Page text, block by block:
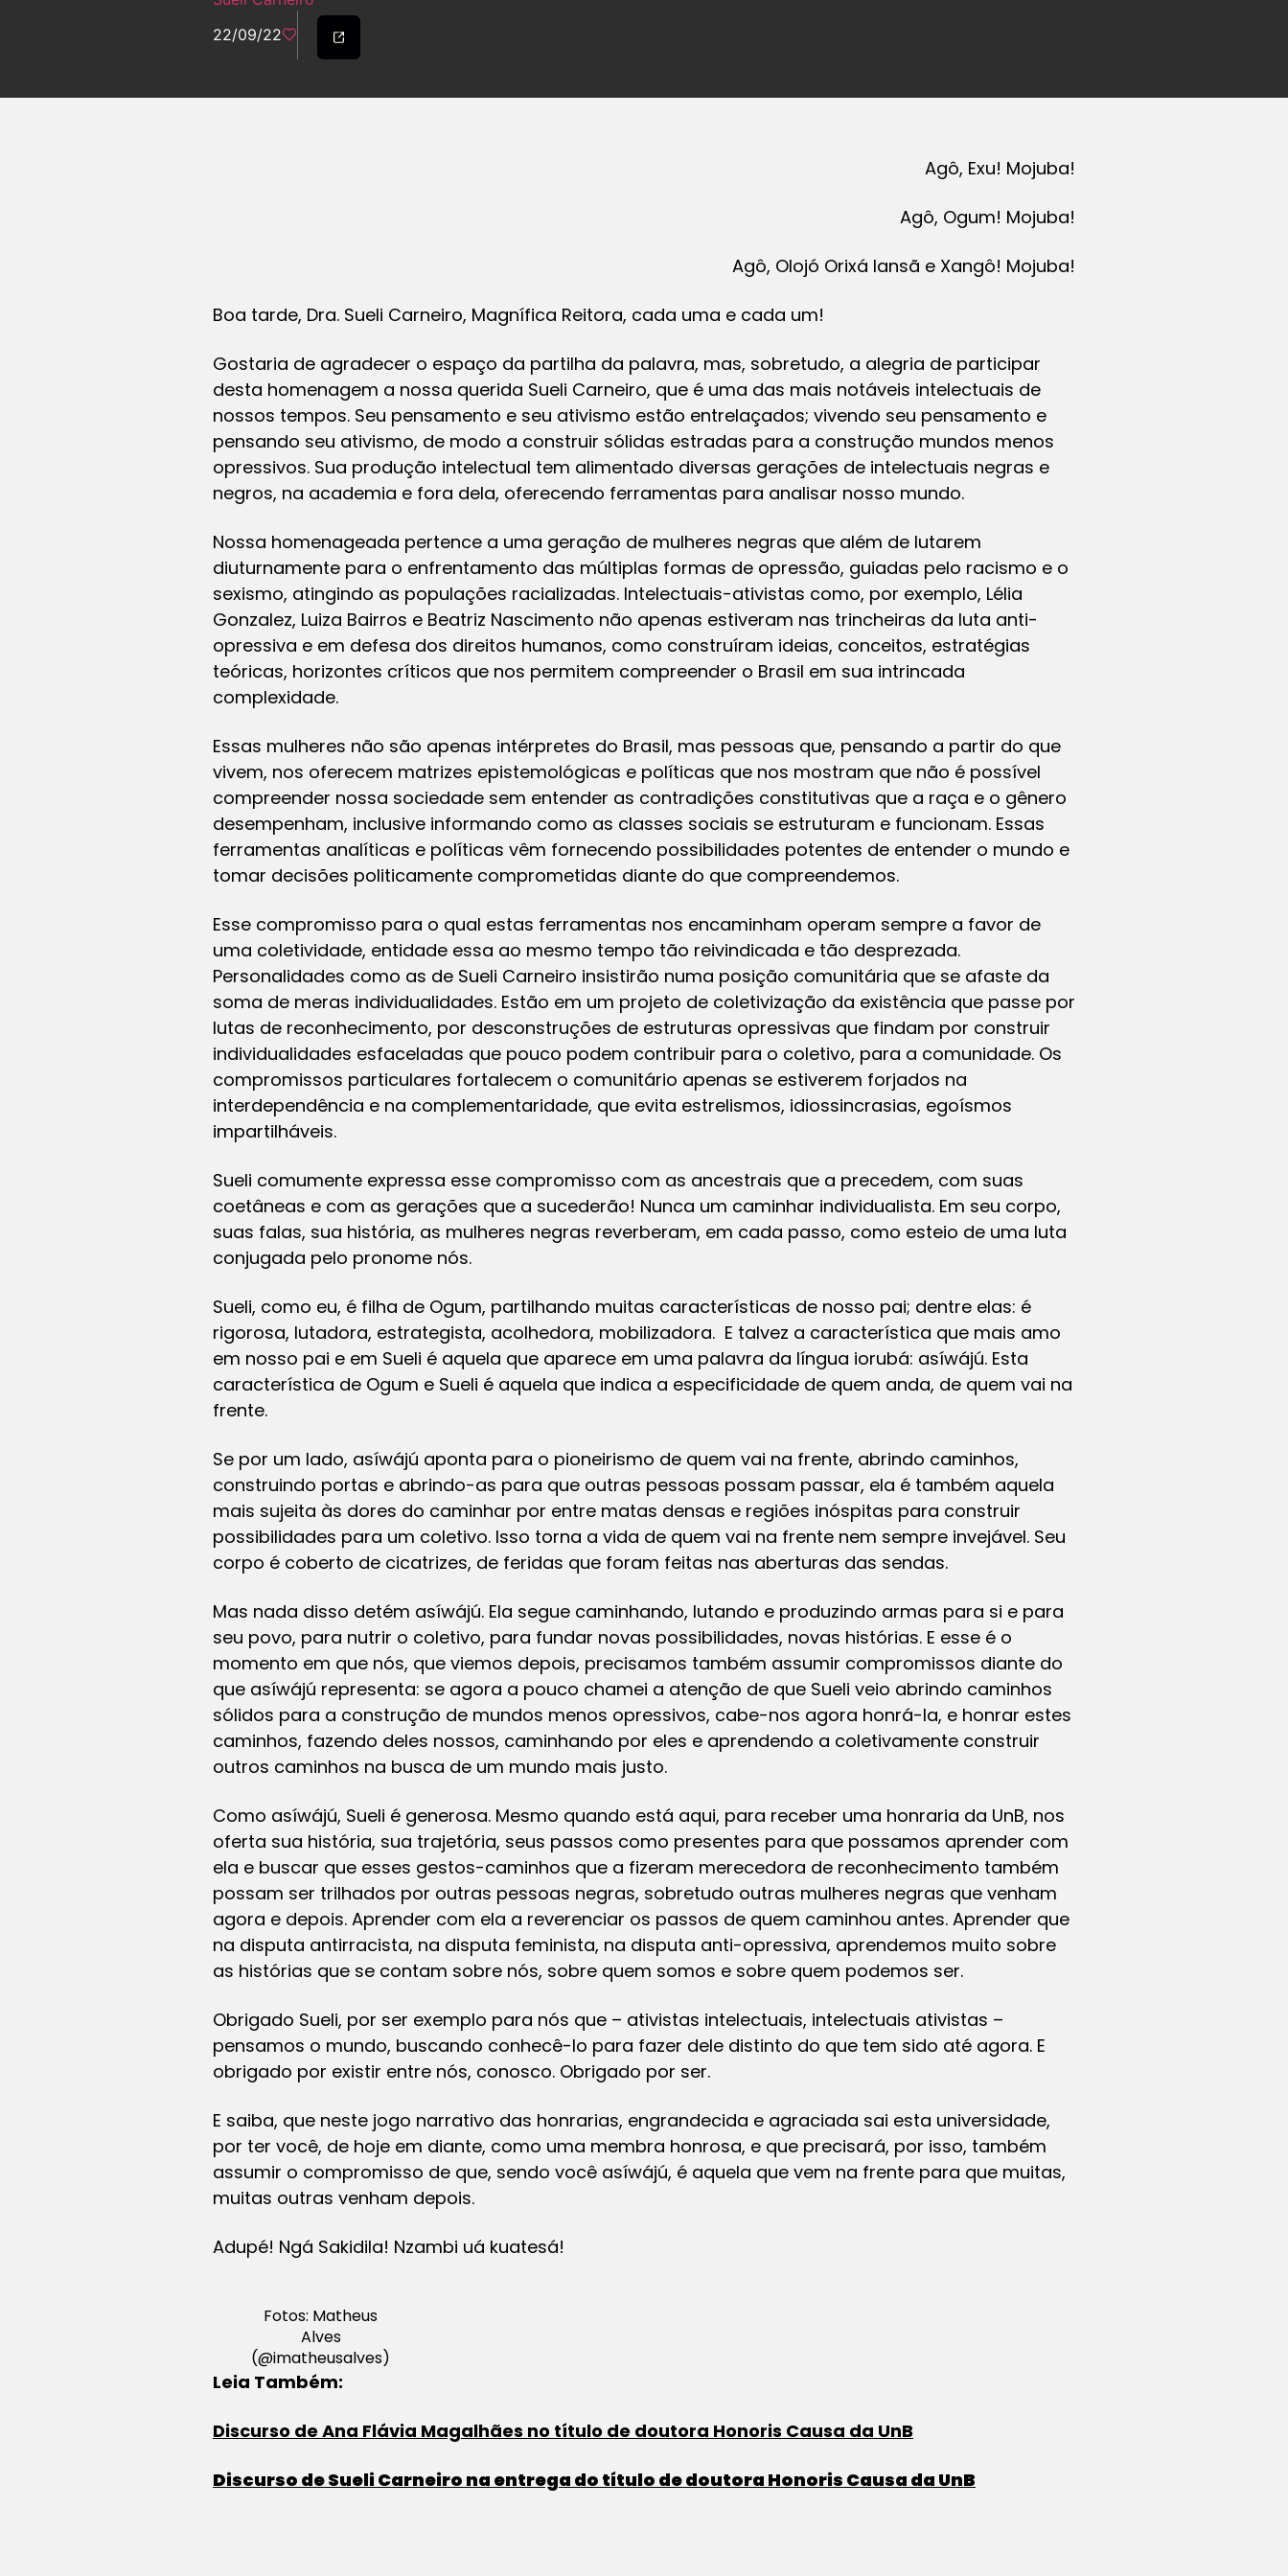
22/09/22
Agô, Exu! Mojuba!
Agô, Ogum! Mojuba!
Agô, Olojó Orixá Iansã e Xangô! Mojuba!
Boa tarde, Dra. Sueli Carneiro, Magnífica Reitora, cada uma e cada um!
Gostaria de agradecer o espaço da partilha da palavra, mas, sobretudo, a alegria de participar
desta homenagem a nossa querida Sueli Carneiro, que é uma das mais notáveis intelectuais de
nossos tempos. Seu pensamento e seu ativismo estão entrelaçados; vivendo seu pensamento e
pensando seu ativismo, de modo a construir sólidas estradas para a construção mundos menos
opressivos. Sua produção intelectual tem alimentado diversas gerações de intelectuais negras e
negros, na academia e fora dela, oferecendo ferramentas para analisar nosso mundo.
Nossa homenageada pertence a uma geração de mulheres negras que além de lutarem
diuturnamente para o enfrentamento das múltiplas formas de opressão, guiadas pelo racismo e o
sexismo, atingindo as populações racializadas. Intelectuais-ativistas como, por exemplo, Lélia
Gonzalez, Luiza Bairros e Beatriz Nascimento não apenas estiveram nas trincheiras da luta anti-
opressiva e em defesa dos direitos humanos, como construíram ideias, conceitos, estratégias
teóricas, horizontes críticos que nos permitem compreender o Brasil em sua intrincada
complexidade.
Essas mulheres não são apenas intérpretes do Brasil, mas pessoas que, pensando a partir do que
vivem, nos oferecem matrizes epistemológicas e políticas que nos mostram que não é possível
compreender nossa sociedade sem entender as contradições constitutivas que a raça e o gênero
desempenham, inclusive informando como as classes sociais se estruturam e funcionam. Essas
ferramentas analíticas e políticas vêm fornecendo possibilidades potentes de entender o mundo e
tomar decisões politicamente comprometidas diante do que compreendemos.
Esse compromisso para o qual estas ferramentas nos encaminham operam sempre a favor de
uma coletividade, entidade essa ao mesmo tempo tão reivindicada e tão desprezada.
Personalidades como as de Sueli Carneiro insistirão numa posição comunitária que se afaste da
soma de meras individualidades. Estão em um projeto de coletivização da existência que passe por
lutas de reconhecimento, por desconstruções de estruturas opressivas que findam por construir
individualidades esfaceladas que pouco podem contribuir para o coletivo, para a comunidade. Os
compromissos particulares fortalecem o comunitário apenas se estiverem forjados na
interdependência e na complementaridade, que evita estrelismos, idiossincrasias, egoísmos
impartilháveis.
Sueli comumente expressa esse compromisso com as ancestrais que a precedem, com suas
coetâneas e com as gerações que a sucederão! Nunca um caminhar individualista. Em seu corpo,
suas falas, sua história, as mulheres negras reverberam, em cada passo, como esteio de uma luta
conjugada pelo pronome nós.
Sueli, como eu, é filha de Ogum, partilhando muitas características de nosso pai; dentre elas: é
rigorosa, lutadora, estrategista, acolhedora, mobilizadora. E talvez a característica que mais amo
em nosso pai e em Sueli é aquela que aparece em uma palavra da língua iorubá: asíwájú. Esta
característica de Ogum e Sueli é aquela que indica a especificidade de quem anda, de quem vai na
frente.
Se por um lado, asíwájú aponta para o pioneirismo de quem vai na frente, abrindo caminhos,
construindo portas e abrindo-as para que outras pessoas possam passar, ela é também aquela
mais sujeita às dores do caminhar por entre matas densas e regiões inóspitas para construir
possibilidades para um coletivo. Isso torna a vida de quem vai na frente nem sempre invejável. Seu
corpo é coberto de cicatrizes, de feridas que foram feitas nas aberturas das sendas.
Mas nada disso detém asíwájú. Ela segue caminhando, lutando e produzindo armas para si e para
seu povo, para nutrir o coletivo, para fundar novas possibilidades, novas histórias. E esse é o
momento em que nós, que viemos depois, precisamos também assumir compromissos diante do
que asíwájú representa: se agora a pouco chamei a atenção de que Sueli veio abrindo caminhos
sólidos para a construção de mundos menos opressivos, cabe-nos agora honrá-la, e honrar estes
caminhos, fazendo deles nossos, caminhando por eles e aprendendo a coletivamente construir
outros caminhos na busca de um mundo mais justo.
Como asíwájú, Sueli é generosa. Mesmo quando está aqui, para receber uma honraria da UnB, nos
oferta sua história, sua trajetória, seus passos como presentes para que possamos aprender com
ela e buscar que esses gestos-caminhos que a fizeram merecedora de reconhecimento também
possam ser trilhados por outras pessoas negras, sobretudo outras mulheres negras que venham
agora e depois. Aprender com ela a reverenciar os passos de quem caminhou antes. Aprender que
na disputa antirracista, na disputa feminista, na disputa anti-opressiva, aprendemos muito sobre
as histórias que se contam sobre nós, sobre quem somos e sobre quem podemos ser.
Obrigado Sueli, por ser exemplo para nós que – ativistas intelectuais, intelectuais ativistas –
pensamos o mundo, buscando conhecê-lo para fazer dele distinto do que tem sido até agora. E
obrigado por existir entre nós, conosco. Obrigado por ser.
E saiba, que neste jogo narrativo das honrarias, engrandecida e agraciada sai esta universidade,
por ter você, de hoje em diante, como uma membra honrosa, e que precisará, por isso, também
assumir o compromisso de que, sendo você asíwájú, é aquela que vem na frente para que muitas,
muitas outras venham depois.
Adupé! Ngá Sakidila! Nzambi uá kuatesá!
Fotos: Matheus
Alves
(@imatheusalves)
Leia Também:
Discurso de Ana Flávia Magalhães no título de doutora Honoris Causa da UnB
Discurso de Sueli Carneiro na entrega do título de doutora Honoris Causa da UnB